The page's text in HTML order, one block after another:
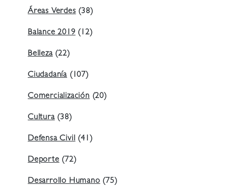
Áreas Verdes (38)
Balance 2019 (12)
Belleza(22)
Ciudadanía (107)
Comercialización (20)
Cultura(38)
Defensa Civil (41)
Deporte (72)
Desarrollo Humano (75)